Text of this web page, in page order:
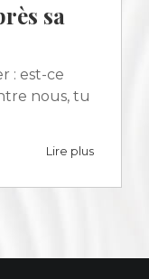
sa
: est-ce
nous, tu
Lire plus